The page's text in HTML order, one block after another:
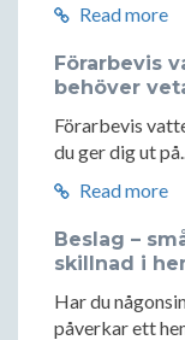
Read more
Förarbevis
behöver
Förarbevis
du ger dig ut på...
Read more
Beslag –
skillnad i
Har du
påverkar ett